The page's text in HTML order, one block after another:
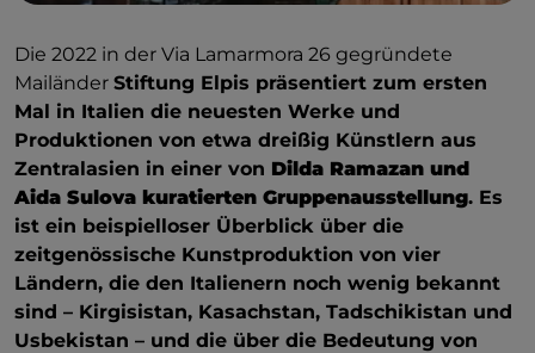
Die 2022 in der Via Lamarmora 26 gegründete
Mailänder Stiftung Elpis präsentiert zum ersten
Mal in Italien die neuesten Werke und
Produktionen von etwa dreißig Künstlern aus
Zentralasien in einer von Dilda Ramazan und
Aida Sulova kuratierten Gruppenausstellung. Es
ist ein beispielloser Überblick über die
zeitgenössische Kunstproduktion von vier
Ländern, die den Italienern noch wenig bekannt
sind – Kirgisistan, Kasachstan, Tadschikistan und
Usbekistan – und die über die Bedeutung von